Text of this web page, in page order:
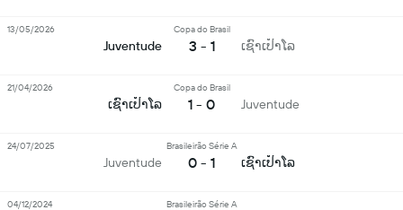
Juventude
Copa do Brasil
3 - 1 ເຊົາເປົາໂລ
13/05/2026
ເຊົາເປົາໂລ
Copa do Brasil
1 - 0 Juventude
21/04/2026
Juventude
Brasileirão Série A
0 - 1 ເຊົາເປົາໂລ
24/07/2025
Brasileirão Série A
04/12/2024